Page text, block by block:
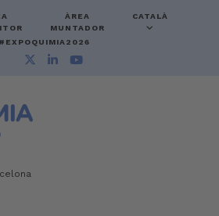
ÀREA
MUNTADOR
CATALÀ
#EXPOQUIMIA2026